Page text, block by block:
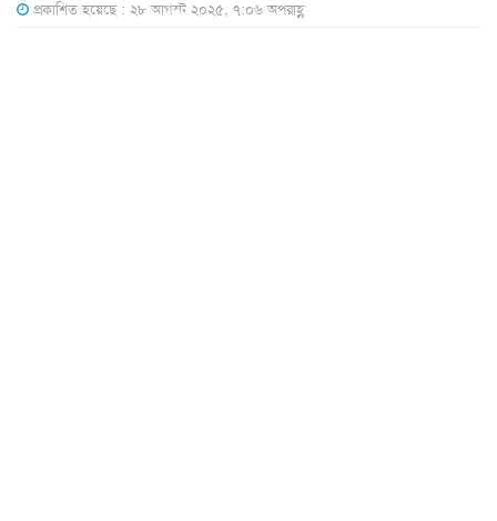
প্রকাশিত হয়েছে : ২৮ আগস্ট ২০২৫, ৭:০৬ অপরাহ্ণ